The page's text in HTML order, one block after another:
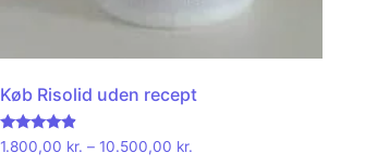
Køb Risolid uden recept
Rated
4.67
1.800,00 kr. – 10.500,00 kr.